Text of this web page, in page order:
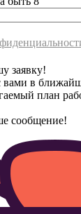
заявку!
в
план
сообщение!